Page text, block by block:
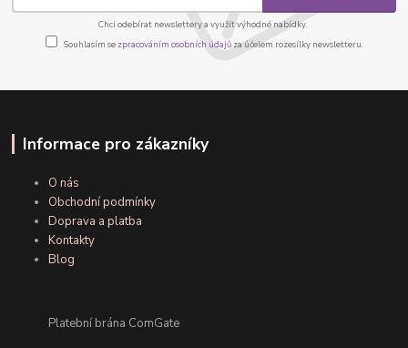
Chci odebírat newslettery a využít výhodné nabídky.
Souhlasím se zpracováním osobních údajůza účelem rozesílky newsletteru.
Informace pro zákazníky
O nás
Obchodní podmínky
Doprava a platba
Kontakty
Blog
Platební brána ComGate